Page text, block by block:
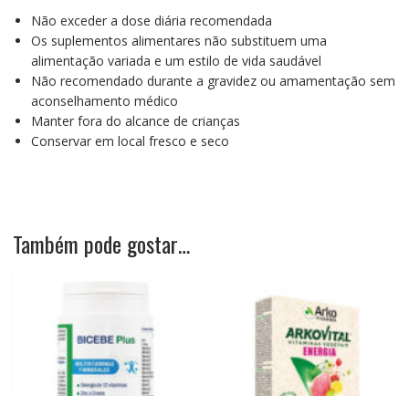
Não exceder a dose diária recomendada
Os suplementos alimentares não substituem uma
alimentação variada e um estilo de vida saudável
Não recomendado durante a gravidez ou amamentação sem
aconselhamento médico
Manter fora do alcance de crianças
Conservar em local fresco e seco
Também pode gostar…